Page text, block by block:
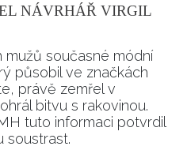
NÁVRHÁŘ VIRGIL
mužů současné módní
působil ve značkách
právě zemřel v
bitvu s rakovinou.
tuto informaci potvrdil
soustrast.